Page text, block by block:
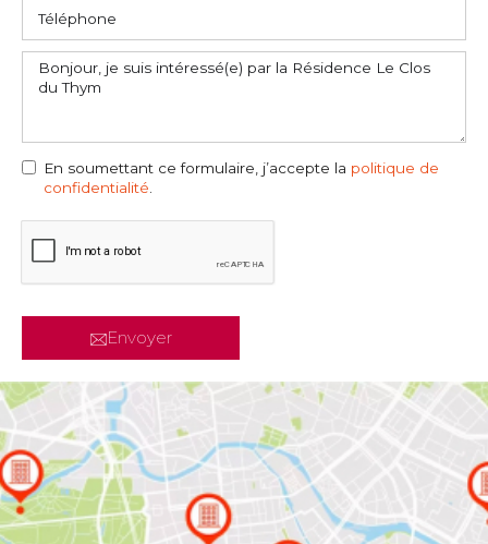
En soumettant ce formulaire, j’accepte la politique de
confidentialité
Envoyer